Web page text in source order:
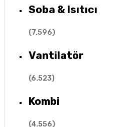
Soba & Isıtıcı
(7.596)
Vantilatör
(6.523)
Kombi
(4.556)